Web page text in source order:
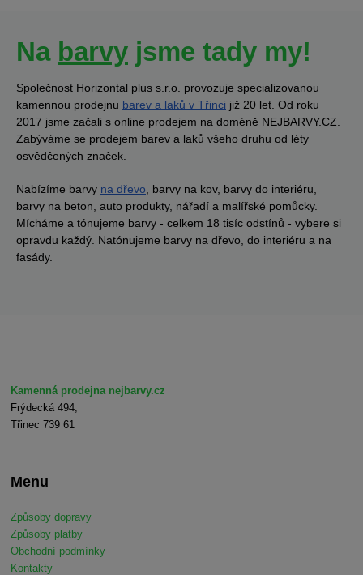
Na barvy jsme tady my!
Společnost Horizontal plus s.r.o. provozuje specializovanou
kamennou prodejnu barev a laků v Třinci již 20 let. Od roku
2017 jsme začali s online prodejem na doméně NEJBARVY.CZ.
Zabýváme se prodejem barev a laků všeho druhu od léty
osvědčených značek.
Nabízíme barvy na dřevo , barvy na kov, barvy do interiéru,
barvy na beton, auto produkty, nářadí a malířské pomůcky.
Mícháme a tónujeme barvy - celkem 18 tisíc odstínů - vybere si
opravdu každý. Natónujeme barvy na dřevo, do interiéru a na
fasády.
Kamenná prodejna nejbarvy.cz
Frýdecká 494,
Třinec 739 61
Menu
Způsoby dopravy
Způsoby platby
Obchodní podmínky
Kontakty